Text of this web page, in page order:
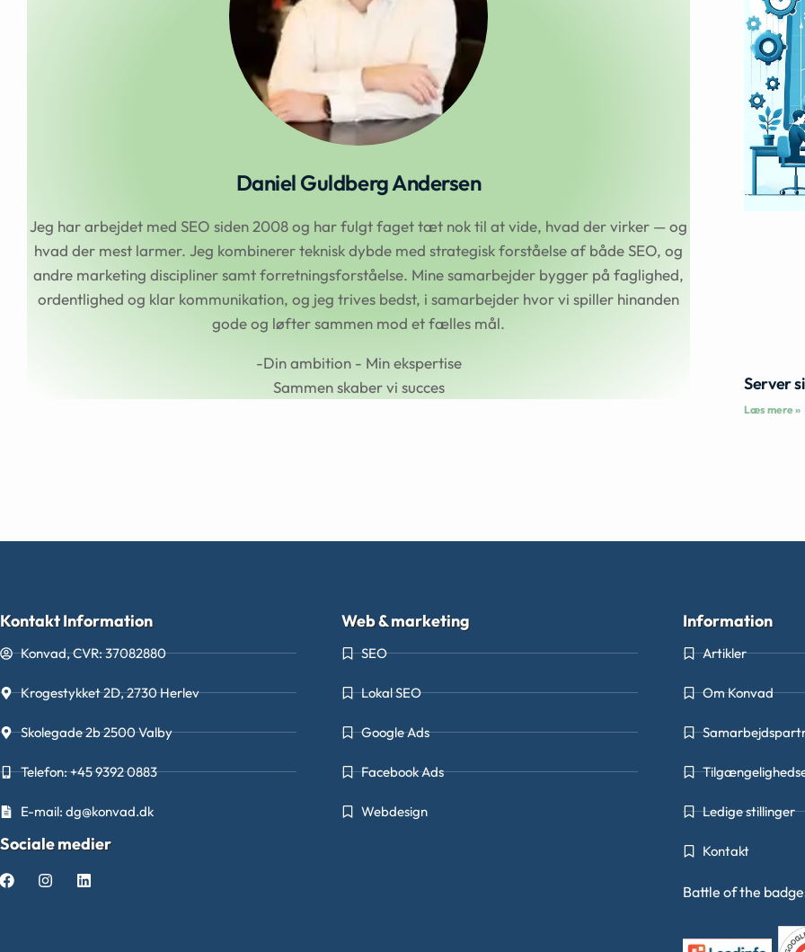
Daniel Guldberg Andersen
Jeg har arbejdet med SEO siden 2008 og har fulgt faget tæt nok til at vide, hvad der virker — og
hvad der mest larmer. Jeg kombinerer teknisk dybde med strategisk forståelse af både SEO, og
andre marketing discipliner samt forretningsforståelse. Mine samarbejder bygger på faglighed,
ordentlighed og klar kommunikation, og jeg trives bedst, i samarbejder hvor vi spiller hinanden
gode og løfter sammen mod et fælles mål.
-Din ambition - Min ekspertise
Sammen skaber vi succes
Server
Læs mere »
Kontakt Information
Konvad, CVR: 37082880
Krogestykket 2D, 2730 Herlev
Skolegade 2b 2500 Valby
Telefon: +45 9392 0883
E-mail: dg@konvad.dk
Sociale medier
Web & marketing
SEO
Lokal SEO
Google Ads
Facebook Ads
Webdesign
Information
Artikler
Om Konvad
Ledige stillinger
Kontakt
Battle of the